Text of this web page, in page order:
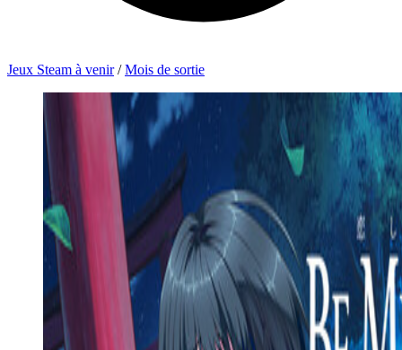
Jeux Steam à venir / Mois de sortie